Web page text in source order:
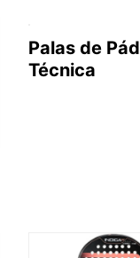
Palas de
Técnica